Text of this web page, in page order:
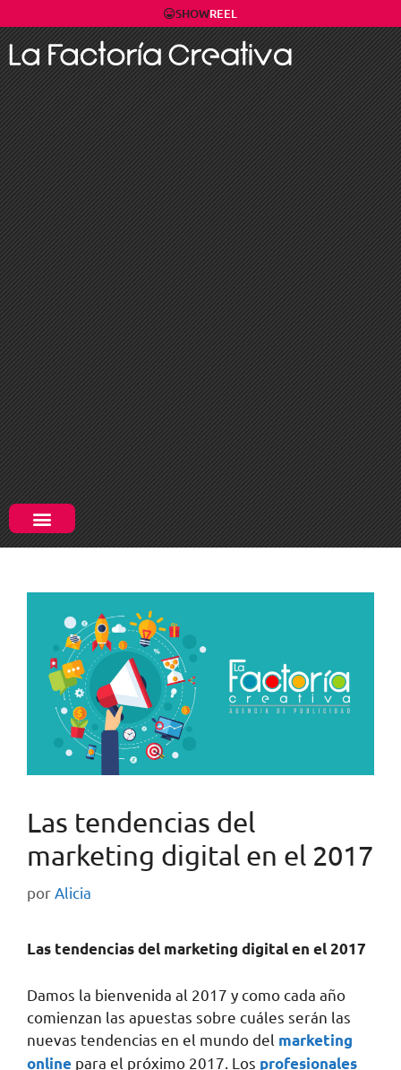
SHOWREEL
Las tendencias del
marketing digital en el 2017
porAlicia
Las tendencias del marketing digital en el 2017
Damos la bienvenida al 2017 y como cada año
comienzan las apuestas sobre cuáles serán las
nuevas tendencias en el mundo del marketing
online para el próximo 2017. Los profesionales